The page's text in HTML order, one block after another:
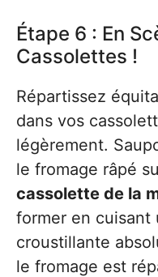
Étape 6 : En
Cassolettes !
Répartissez
dans vos
légèrement.
le fromage râpé
cassolette de la
former en
croustillante
le fromage est